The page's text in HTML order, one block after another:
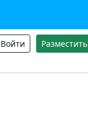
Войти Разместить